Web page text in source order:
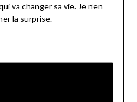
va changer sa vie. Je n’en
la surprise.